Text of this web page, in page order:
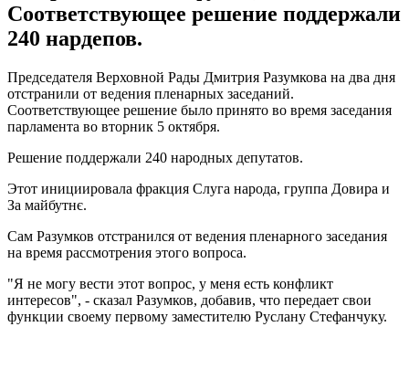
Соответствующее решение поддержали
240 нардепов.
Председателя Верховной Рады Дмитрия Разумкова на два дня
отстранили от ведения пленарных заседаний.
Соответствующее решение было принято во время заседания
парламента во вторник 5 октября.
Решение поддержали 240 народных депутатов.
Этот инициировала фракция Слуга народа, группа Довира и
За майбутнє.
Сам Разумков отстранился от ведения пленарного заседания
на время рассмотрения этого вопроса.
"Я не могу вести этот вопрос, у меня есть конфликт
интересов", - сказал Разумков, добавив, что передает свои
функции своему первому заместителю Руслану Стефанчуку.